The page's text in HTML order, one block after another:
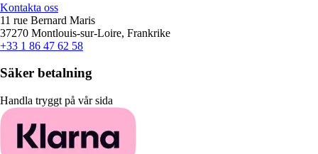
Kontakta oss
11 rue Bernard Maris
37270 Montlouis-sur-Loire, Frankrike
+33 1 86 47 62 58
Säker betalning
Handla tryggt på vår sida